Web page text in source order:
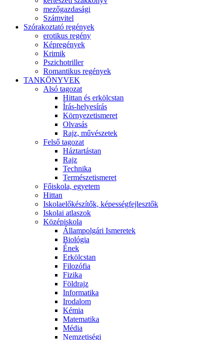
mezőgazdasági
Számvitel
Szórakoztató regények
erotikus regény
Képregények
Krimik
Pszichotriller
Romantikus regények
TANKÖNYVEK
Alsó tagozat
Hittan és erkölcstan
Írás-helyesírás
Környezetismeret
Olvasás
Rajz, művészetek
Felső tagozat
Háztartástan
Rajz
Technika
Természetismeret
Főiskola, egyetem
Hittan
Iskolaelőkészítők, képességfejlesztők
Iskolai atlaszok
Középiskola
Állampolgári Ismeretek
Biológia
Ének
Erkölcstan
Filozófia
Fizika
Földrajz
Informatika
Irodalom
Kémia
Matematika
Média
Nemzetiségi